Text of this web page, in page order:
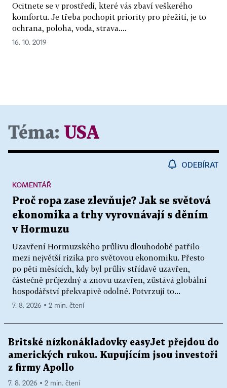
Ocitnete se v prostředí, které vás zbaví veškerého
komfortu. Je třeba pochopit priority pro přežití, je to
ochrana, poloha, voda, strava....
16. 10. 2019
Téma: USA
ODEBÍRAT
Proč ropa zase zlevňuje? Jak se světová
ekonomika a trhy vyrovnávají s děním
v Hormuzu
Uzavření Hormuzského průlivu dlouhodobě patřilo
mezi největší rizika pro světovou ekonomiku. Přesto
po pěti měsících, kdy byl průliv střídavě uzavřen,
částečně průjezdný a znovu uzavřen, zůstává globální
hospodářství překvapivě odolné. Potvrzují to...
KOMENTÁŘ
7. 8. 2026 ▪ 2 min. čtení
Britské nízkonákladovky easyJet přejdou do
amerických rukou. Kupujícím jsou investoři
z firmy Apollo
7. 8. 2026 ▪ 2 min. čtení